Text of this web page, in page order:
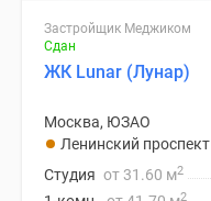
Застройщик Меджиком
Сдан
ЖК Lunar (Лунар)
Москва, ЮЗАО
Ленинский проспект
Студия от 31.60 м2
2